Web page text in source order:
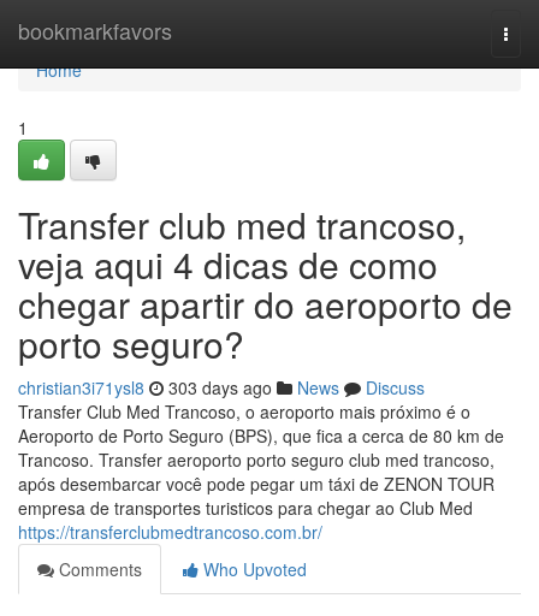
bookmarkfavors
Home
Home
1
Transfer club med trancoso,
veja aqui 4 dicas de como
chegar apartir do aeroporto de
porto seguro?
christian3i71ysl8 303 days ago News
Discuss
Transfer Club Med Trancoso, o aeroporto mais próximo é o
Aeroporto de Porto Seguro (BPS), que fica a cerca de 80 km de
Trancoso. Transfer aeroporto porto seguro club med trancoso,
após desembarcar você pode pegar um táxi de ZENON TOUR
empresa de transportes turisticos para chegar ao Club Med
https://transferclubmedtrancoso.com.br/
Comments
Who Upvoted